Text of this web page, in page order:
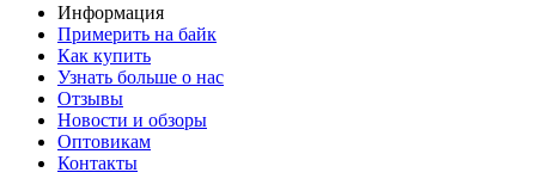
Информация
Примерить на байк
Как купить
Узнать больше о нас
Отзывы
Новости и обзоры
Оптовикам
Контакты